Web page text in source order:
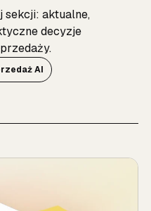
sekcji: aktualne,
decyzje
AI